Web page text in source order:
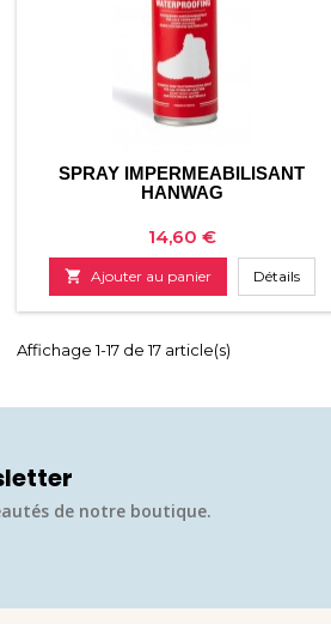
SPRAY IMPERMEABILISANT
HANWAG
Prix
14,60 €
 Ajouter au panier Détails
Affichage 1-17 de 17 article(s)
de notre boutique.​